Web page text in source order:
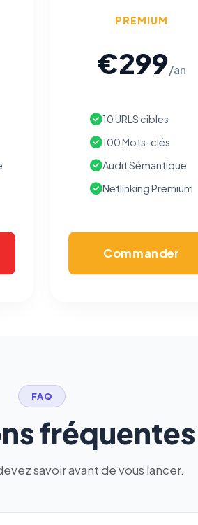
PREMIUM
€299/an
10 URLS cibles
100 Mots-clés
Audit Sémantique
Netlinking Premium
Commander
FAQ
fréquentes
savoir avant de vous lancer.
Ce suivi n'est pas géré par ce
distinct du site web). Pour vous y
Traceurs dans les Courriels).